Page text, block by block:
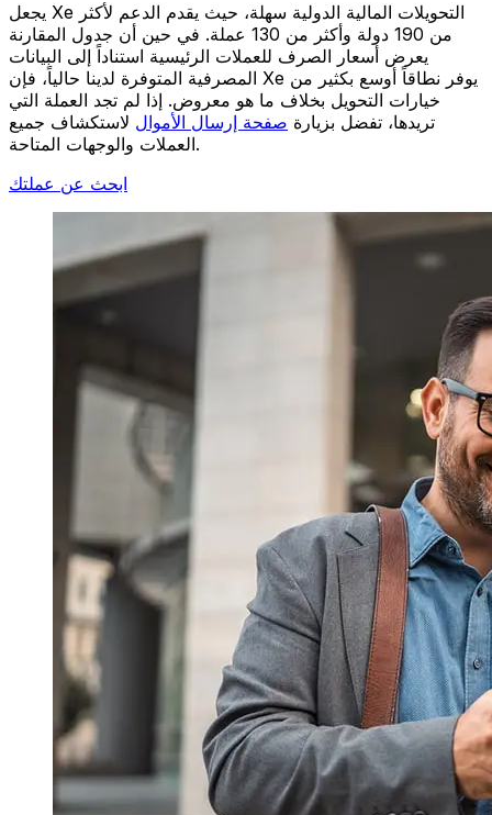
يجعل Xe التحويلات المالية الدولية سهلة، حيث يقدم الدعم لأكثر
من 190 دولة وأكثر من 130 عملة. في حين أن جدول المقارنة
يعرض أسعار الصرف للعملات الرئيسية استناداً إلى البيانات
المصرفية المتوفرة لدينا حالياً، فإن Xe يوفر نطاقاً أوسع بكثير من
خيارات التحويل بخلاف ما هو معروض. إذا لم تجد العملة التي
تريدها، تفضل بزيارة صفحة إرسال الأموال لاستكشاف جميع
العملات والوجهات المتاحة.
ابحث عن عملتك